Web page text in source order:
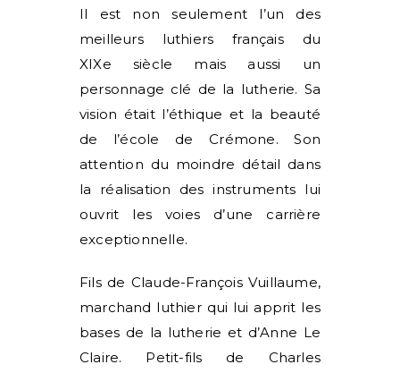
Il est non seulement l’un des
meilleurs luthiers français du
XIXe siècle mais aussi un
personnage clé de la lutherie. Sa
vision était l’éthique et la beauté
de l’école de Crémone. Son
attention du moindre détail dans
la réalisation des instruments lui
ouvrit les voies d’une carrière
exceptionnelle.
Fils de Claude-François Vuillaume,
marchand luthier qui lui apprit les
bases de la lutherie et d’Anne Le
Claire. Petit-fils de Charles